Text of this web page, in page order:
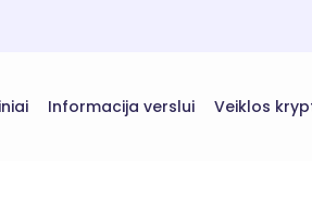
Informacija verslui Veiklos